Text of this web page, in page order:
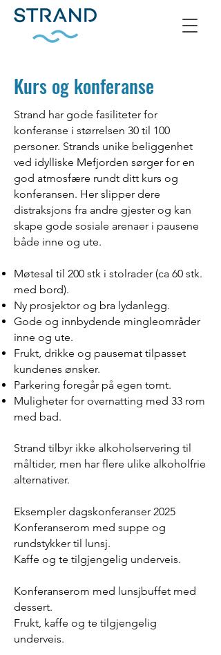
Kurs og konferanse
Strand har gode fasiliteter for
konferanse i størrelsen 30 til 100
personer. Strands unike beliggenhet
ved idylliske Mefjorden sørger for en
god atmosfære rundt ditt kurs og
konferansen. Her slipper dere
distraksjons fra andre gjester og kan
skape gode sosiale arenaer i pausene
både inne og ute.
Møtesal til 200 stk i stolrader (ca 60 stk.
med bord).
Ny prosjektor og bra lydanlegg.
Gode og innbydende mingleområder
inne og ute.
Frukt, drikke og pausemat tilpasset
kundenes ønsker.
Parkering foregår på egen tomt.
Muligheter for overnatting med 33 rom
med bad.
Strand tilbyr ikke alkoholservering til
måltider, men har flere ulike alkoholfrie
alternativer.
Eksempler dagskonferanser 2025
Konferanserom med suppe og
rundstykker til lunsj.
Kaffe og te tilgjengelig underveis.
Konferanserom med lunsjbuffet med
dessert.
Frukt, kaffe og te tilgjengelig
underveis.